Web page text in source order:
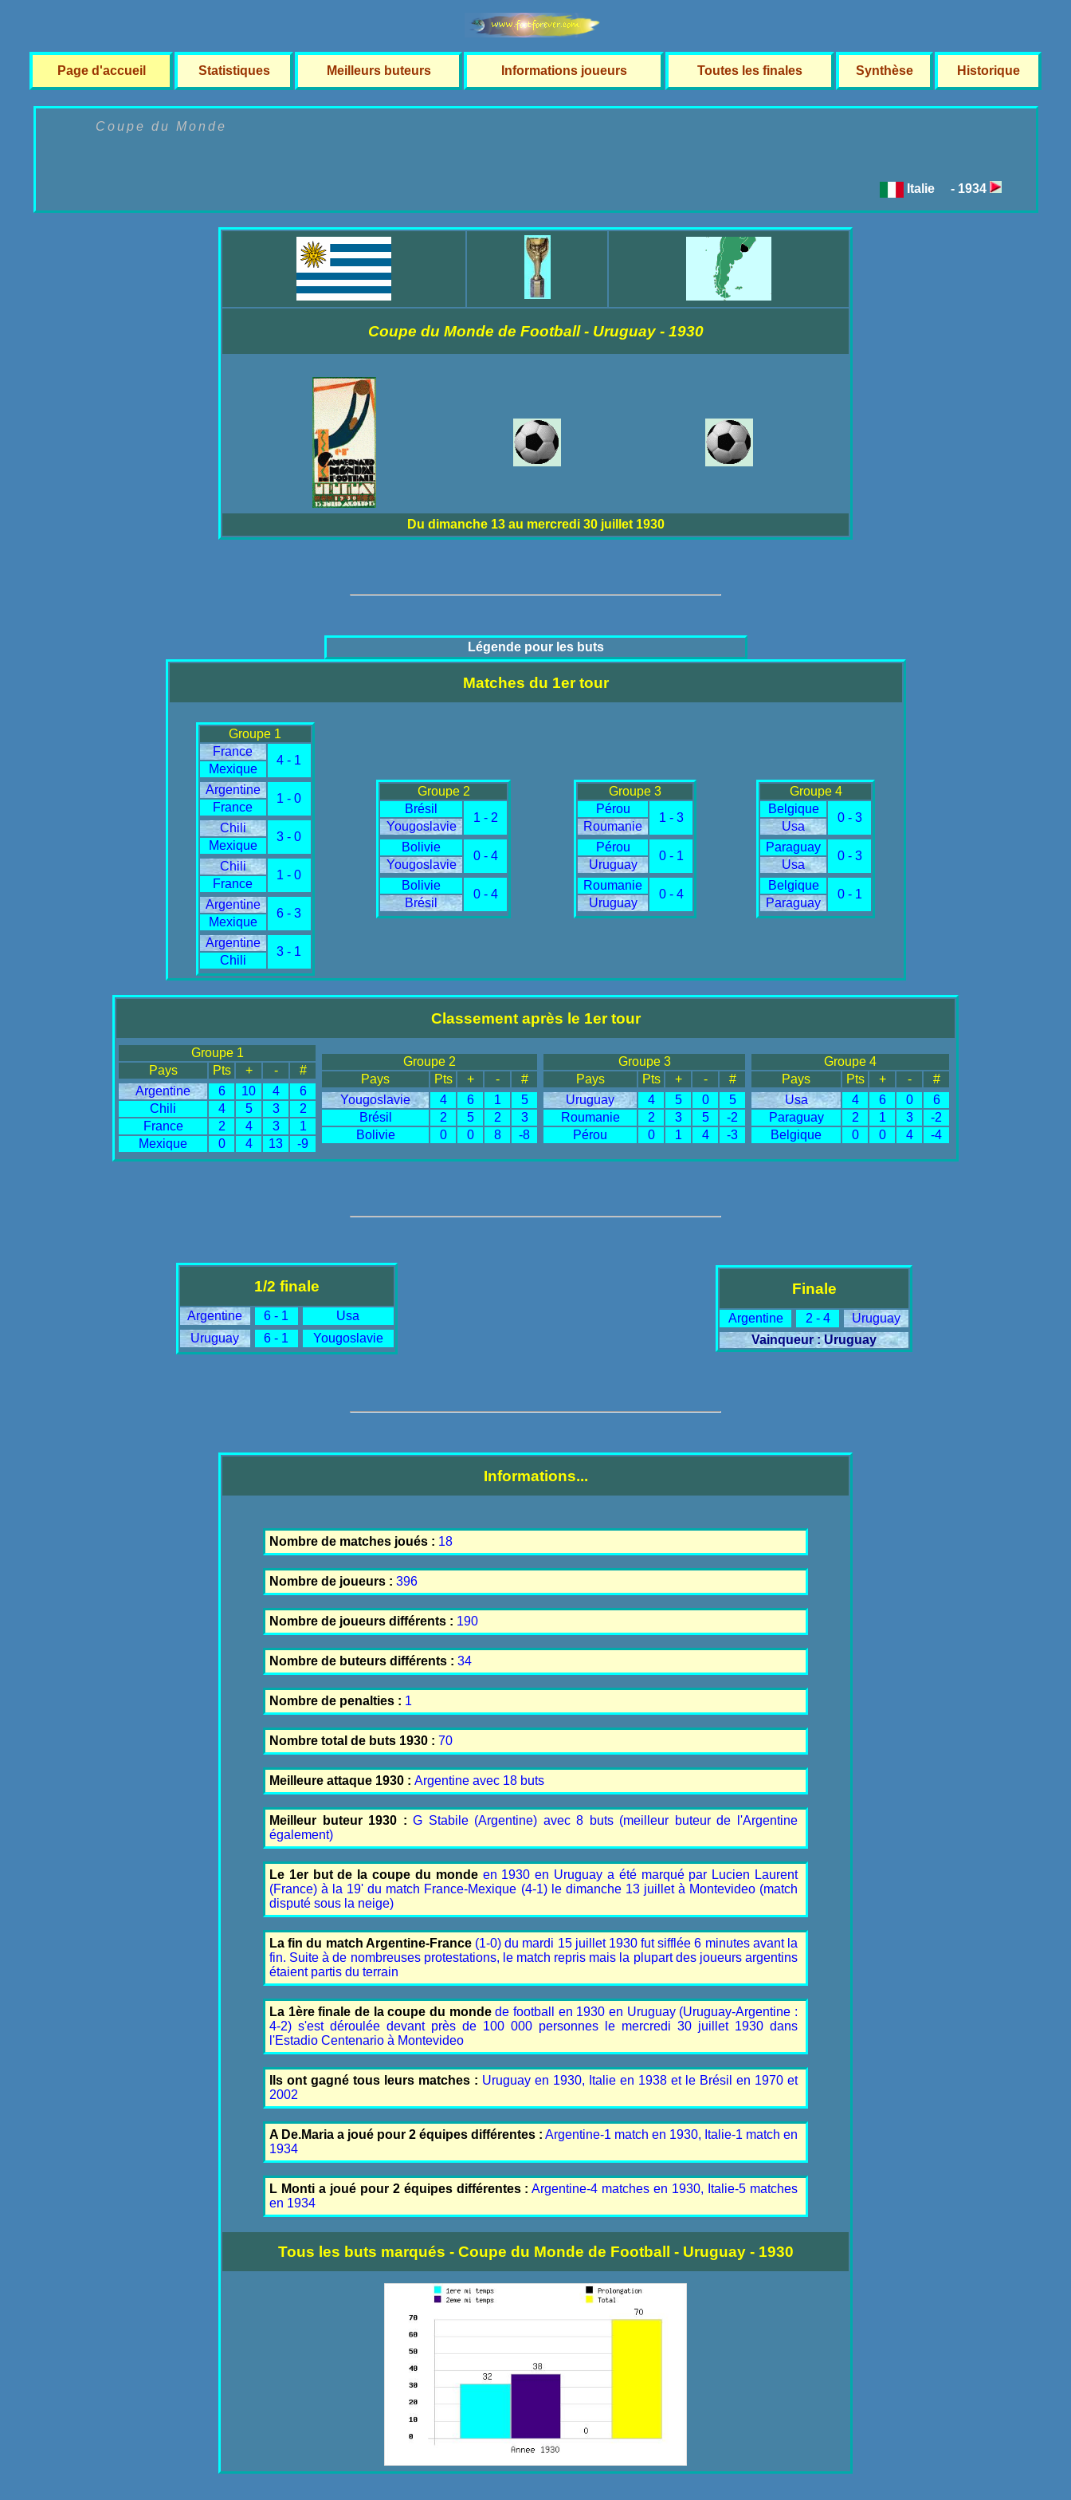
Page d'accueil Statistiques Meilleurs buteurs Informations joueurs Toutes les finales Synthèse Historique
Coupe du Monde
Italie - 1934
Coupe du Monde de Football - Uruguay - 1930
Du dimanche 13 au mercredi 30 juillet 1930
Légende pour les buts
Matches du 1er tour
Groupe 1
France
4 - 1
Mexique
Argentine
1 - 0
France
Chili
3 - 0
Mexique
Chili
1 - 0
France
Argentine
6 - 3
Mexique
Argentine
3 - 1
Chili
Groupe 2
Brésil
1 - 2
Yougoslavie
Bolivie
0 - 4
Yougoslavie
Bolivie
0 - 4
Brésil
Groupe 3
Pérou
1 - 3
Roumanie
Pérou
0 - 1
Uruguay
Roumanie
0 - 4
Uruguay
Groupe 4
Belgique
0 - 3
Usa
Paraguay
0 - 3
Usa
Belgique
0 - 1
Paraguay
Classement après le 1er tour
Groupe 1
Pays
Pts + -
#
Argentine
6 10 4
6
Chili
4 5 3
2
France
2 4 3
1
Mexique
0 4 13 -9
Groupe 2
Pays
Pts + -
#
Yougoslavie
4 6 1
5
Brésil
2 5 2
3
Bolivie
0 0 8 -8
Groupe 3
Pays
Pts + -
#
Uruguay
4 5 0
5
Roumanie
2 3 5
-2
Pérou
0 1 4 -3
Groupe 4
Pays
Pts + -
#
Usa
4 6 0
6
Paraguay
2 1 3
-2
Belgique
0 0 4 -4
1/2 finale
Argentine 6 - 1
Usa
Uruguay
6 - 1 Yougoslavie
Finale
Argentine 2 - 4
Uruguay
Vainqueur : Uruguay
Informations...
Nombre de matches joués : 18
Nombre de joueurs : 396
Nombre de joueurs différents : 190
Nombre de buteurs différents : 34
Nombre de penalties : 1
Nombre total de buts 1930 : 70
Meilleure attaque 1930 : Argentine avec 18 buts
Meilleur buteur 1930 :G Stabile (Argentine) avec 8 buts (meilleur buteur de l'Argentine
également)
Le 1er but de la coupe du monde en 1930 en Uruguay a été marqué par Lucien Laurent
(France) à la 19' du match France-Mexique (4-1) le dimanche 13 juillet à Montevideo (match
disputé sous la neige)
La fin du match Argentine-France (1-0) du mardi 15 juillet 1930 fut sifflée 6 minutes avant la
fin. Suite à de nombreuses protestations, le match repris mais la plupart des joueurs argentins
étaient partis du terrain
La 1ère finale de la coupe du mondede football en 1930 en Uruguay (Uruguay-Argentine :
4-2) s'est déroulée devant près de 100 000 personnes le mercredi 30 juillet 1930 dans
l'Estadio Centenario à Montevideo
Ils ont gagné tous leurs matches : Uruguay en 1930, Italie en 1938 et le Brésil en 1970 et
2002
A De.Maria a joué pour 2 équipes différentes : Argentine-1 match en 1930, Italie-1 match en
1934
L Monti a joué pour 2 équipes différentes : Argentine-4 matches en 1930, Italie-5 matches
en 1934
Tous les buts marqués - Coupe du Monde de Football - Uruguay - 1930